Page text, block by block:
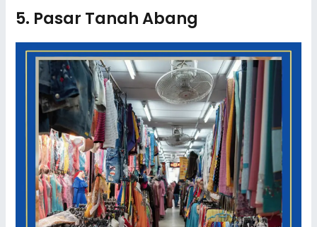
5. Pasar Tanah Abang